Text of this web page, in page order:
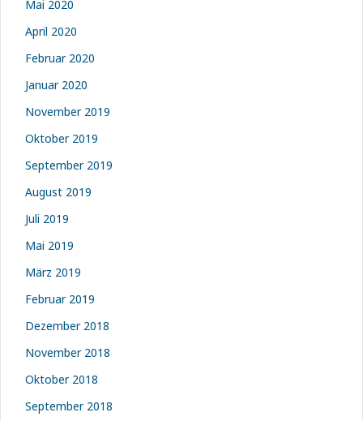
Mai 2020
April 2020
Februar 2020
Januar 2020
November 2019
Oktober 2019
September 2019
August 2019
Juli 2019
Mai 2019
März 2019
Februar 2019
Dezember 2018
November 2018
Oktober 2018
September 2018